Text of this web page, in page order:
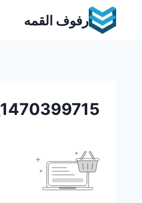
رفوف القمه
1470399715_E-Commerce.png